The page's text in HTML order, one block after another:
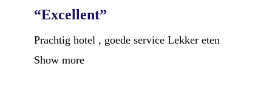
“Excellent”
Prachtig hotel , goede service Lekker eten
Show more